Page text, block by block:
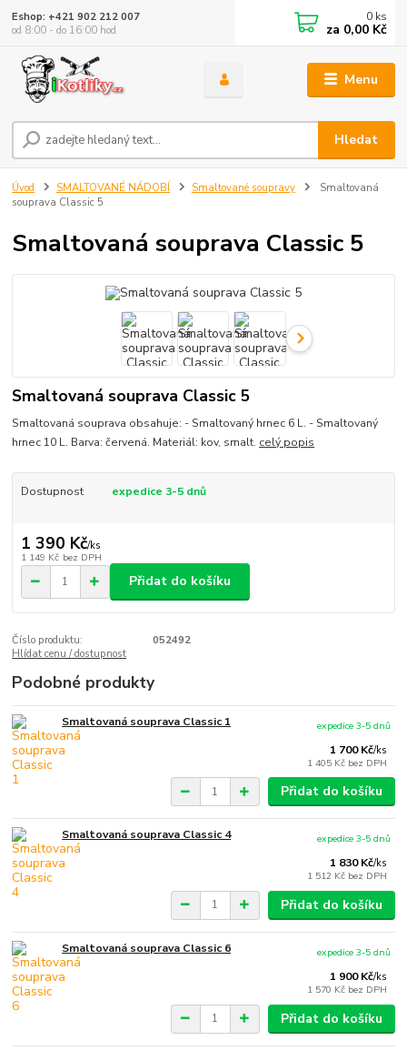
Menu
Hledat
Eshop: +421 902 212 007
od 8:00 - do 16:00 hod
0 ks
za 0,00 Kč
Úvod SMALTOVANÉ NÁDOBÍ Smaltované soupravy
Smaltovaná
souprava Classic 5
Smaltovaná souprava Classic 5
Smaltovaná souprava Classic 5
Smaltovaná souprava obsahuje: - Smaltovaný hrnec 6 L. - Smaltovaný
hrnec 10 L. Barva: červená. Materiál: kov, smalt. celý popis
Dostupnost expedice 3-5 dnů
1 390 Kč/ks
1 149 Kč bez DPH
Přidat do košíku
Číslo produktu:
052492
Hlídat cenu / dostupnost
Podobné produkty
Smaltovaná souprava Classic 1
1 700 Kč/ks
1 405 Kč bez DPH
expedice 3-5 dnů
Přidat do košíku
Smaltovaná souprava Classic 4
1 830 Kč/ks
1 512 Kč bez DPH
expedice 3-5 dnů
Přidat do košíku
Smaltovaná souprava Classic 6
1 900 Kč/ks
1 570 Kč bez DPH
expedice 3-5 dnů
Přidat do košíku